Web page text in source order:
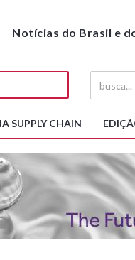
Notícias do Brasil e
SUPPLY CHAIN